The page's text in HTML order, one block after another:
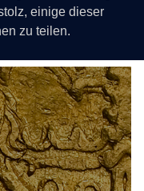
einige dieser
zu teilen.